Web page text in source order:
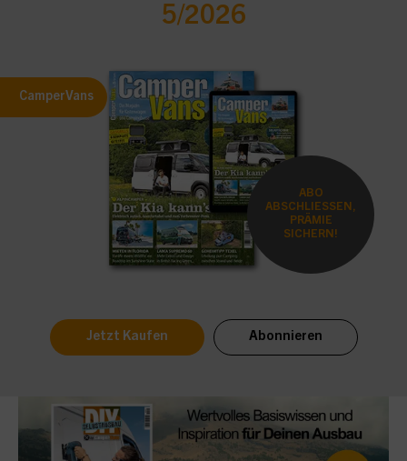
5/2026
CamperVans
ABO
ABSCHLIESSEN,
PRÄMIE
SICHERN!
Jetzt Kaufen Abonnieren